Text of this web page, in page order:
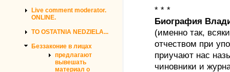
Live comment moderator.
ONLINE.
TO OSTATNIA NEDZIELA...
Беззаконие в лицах
предлагают
вывешать
материал о
* * *
Биография
(именно так,
отчеством при
приучают нас
чиновники и